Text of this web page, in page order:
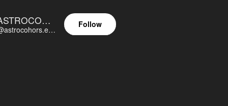
ASTROCOHORS EUNOIA ULTIMA
@astrocohors.eu@astrocohors.eu
Follow